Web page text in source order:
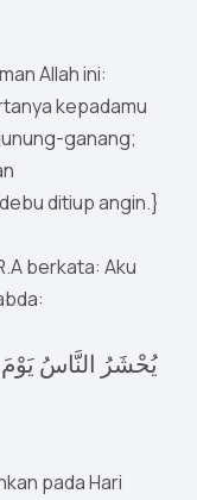
Allah ini:
kepadamu
ganang;
ditiup angin.}
berkata: Aku
يُحْشَرُ النَّاسُ يَوْمَ
pada Hari